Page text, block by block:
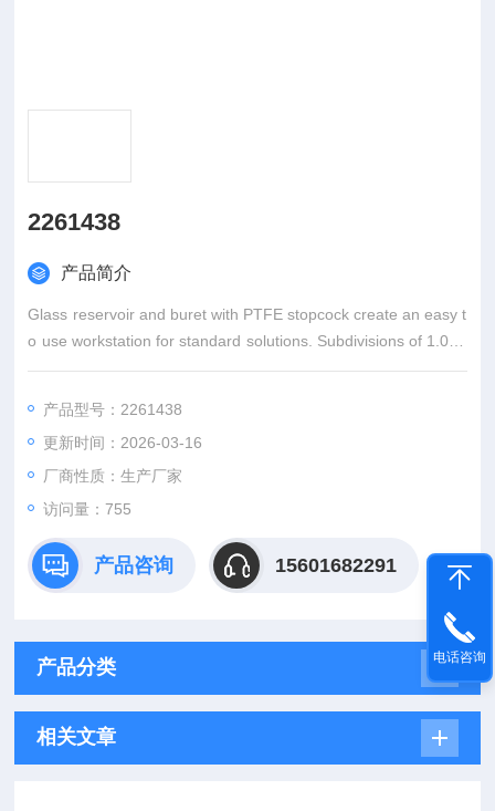
2261438
产品简介
Glass reservoir and buret with PTFE stopcock create an easy t
o use workstation for standard solutions. Subdivisions of 1.0 m
L and 0.1 mL.
产品型号：2261438
更新时间：2026-03-16
厂商性质：生产厂家
访问量：755
产品咨询 15601682291
产品分类
相关文章
电话咨询